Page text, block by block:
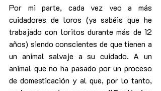
Por mi parte, cada vez veo a más
cuidadores de loros (ya sabéis que he
trabajado con loritos durante más de 12
años) siendo conscientes de que tienen a
un animal salvaje a su cuidado. A un
animal que no ha pasado por un proceso